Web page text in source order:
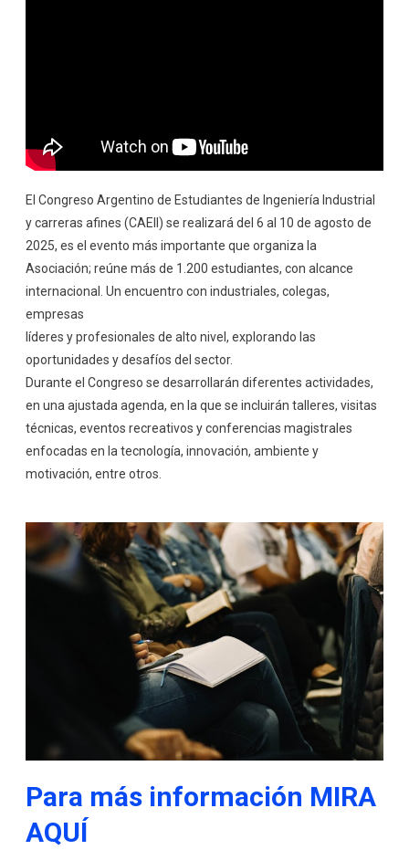
El Congreso Argentino de Estudiantes de Ingeniería Industrial
y carreras afines (CAEII) se realizará del 6 al 10 de agosto de
2025, es el evento más importante que organiza la
Asociación; reúne más de 1.200 estudiantes, con alcance
internacional. Un encuentro con industriales, colegas,
empresas
líderes y profesionales de alto nivel, explorando las
oportunidades y desafíos del sector.
Durante el Congreso se desarrollarán diferentes actividades,
en una ajustada agenda, en la que se incluirán talleres, visitas
técnicas, eventos recreativos y conferencias magistrales
enfocadas en la tecnología, innovación, ambiente y
motivación, entre otros.
Para más información MIRA
AQUÍ